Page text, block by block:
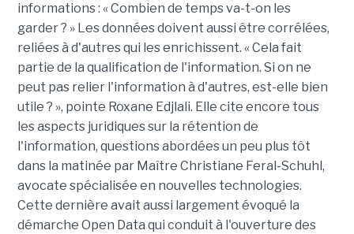
informations : « Combien de temps va-t-on les
garder ? » Les données doivent aussi être corrélées,
reliées à d'autres qui les enrichissent. « Cela fait
partie de la qualification de l'information. Si on ne
peut pas relier l'information à d'autres, est-elle bien
utile ? », pointe Roxane Edjlali. Elle cite encore tous
les aspects juridiques sur la rétention de
l'information, questions abordées un peu plus tôt
dans la matinée par Maître Christiane Feral-Schuhl,
avocate spécialisée en nouvelles technologies.
Cette dernière avait aussi largement évoqué la
démarche Open Data qui conduit à l'ouverture des